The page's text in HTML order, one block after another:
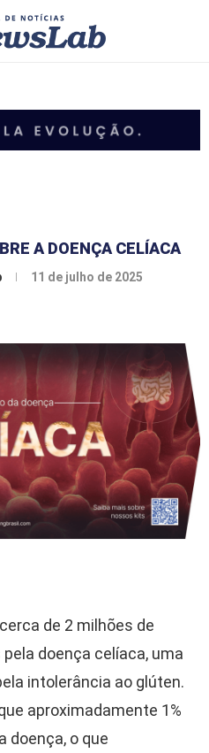
A DOENÇA CELÍACA
11 de julho de 2025
de 2 milhões de
doença celíaca, uma
intolerância ao glúten.
aproximadamente 1%
doença, o que